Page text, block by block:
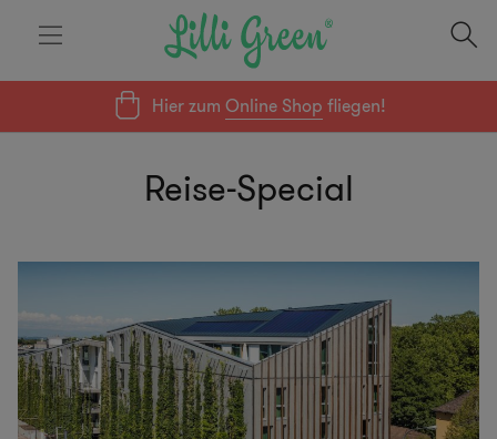
Hier zumOnline Shop fliegen!
Reise-Special